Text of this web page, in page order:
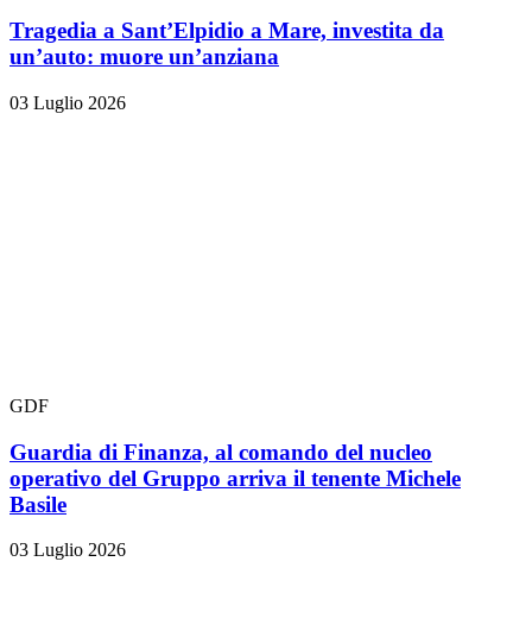
Tragedia a Sant’Elpidio a Mare, investita da
un’auto: muore un’anziana
03 Luglio 2026
GDF
Guardia di Finanza, al comando del nucleo
operativo del Gruppo arriva il tenente Michele
Basile
03 Luglio 2026